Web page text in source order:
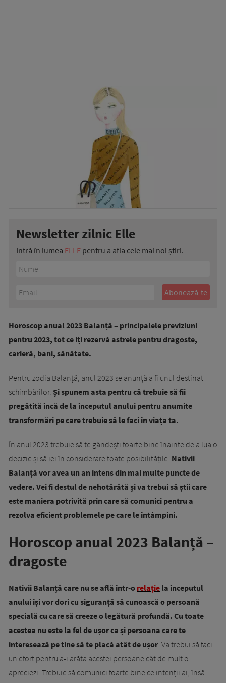
Newsletter zilnic Elle
Intră în lumea ELLE pentru a afla cele mai noi știri.
Horoscop anual 2023 Balanță – principalele previziuni
pentru 2023, tot ce iți rezervă astrele pentru dragoste,
carieră, bani, sănătate.
Pentru zodia Balanță, anul 2023 se anunță a fi unul destinat
schimbărilor. Și spunem asta pentru că trebuie să fii
pregătită încă de la începutul anului pentru anumite
transformări pe care trebuie să le faci în viața ta.
În anul 2023 trebuie să te gândești foarte bine înainte de a lua o
decizie și să iei în considerare toate posibilitățile. Nativii
Balanță vor avea un an intens din mai multe puncte de
vedere. Vei fi destul de nehotărâtă și va trebui să știi care
este maniera potrivită prin care să comunici pentru a
rezolva eficient problemele pe care le întâmpini.
Horoscop anual 2023 Balanță –
dragoste
Nativii Balanță care nu se află într-o relație la începutul
anului își vor dori cu siguranță să cunoască o persoană
specială cu care să creeze o legătură profundă. Cu toate
acestea nu este la fel de ușor ca și persoana care te
interesează pe tine să te placă atât de ușor. Va trebui să faci
un efort pentru a-i arăta acestei persoane cât de mult o
apreciezi. Trebuie să comunici foarte bine ce intenții ai, însă